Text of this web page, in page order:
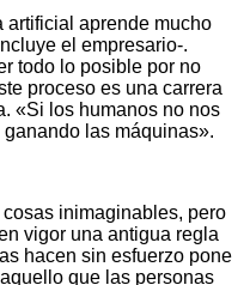
aprende mucho
el empresario-.
todo lo posible por no
proceso es una carrera
«Si los humanos no nos
las máquinas».
inimaginables, pero
vigor una antigua regla
hacen sin esfuerzo pone
que las personas